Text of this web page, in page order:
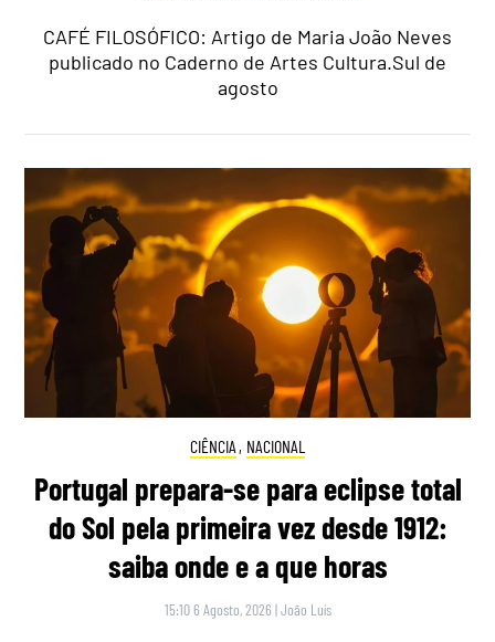
CAFÉ FILOSÓFICO: Artigo de Maria João Neves
publicado no Caderno de Artes Cultura.Sul de
agosto
CIÊNCIA , NACIONAL
Portugal prepara-se para eclipse total
do Sol pela primeira vez desde 1912:
saiba onde e a que horas
15:10 6 Agosto, 2026 |João Luís